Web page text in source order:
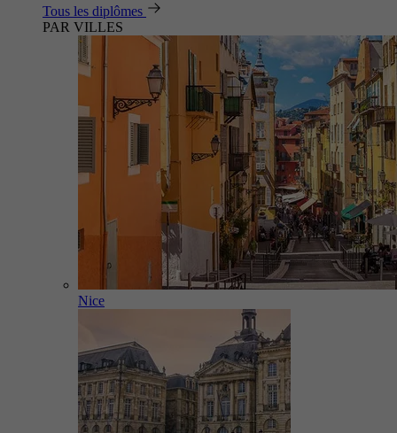
Tous les diplômes
PAR VILLES
Nice